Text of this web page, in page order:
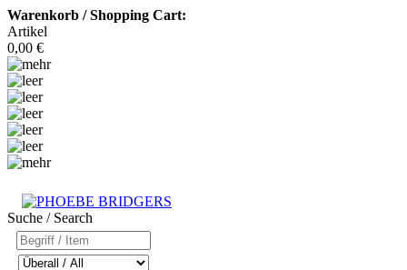
Warenkorb / Shopping Cart:
Artikel
0,00 €
Suche / Search